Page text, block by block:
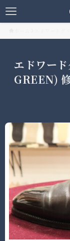
エドワー
GREEN)